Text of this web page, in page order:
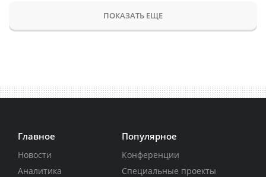
ПОКАЗАТЬ ЕЩЕ
Главное
Новости
Аналитика
Популярное
Конференции
Специальные проекты